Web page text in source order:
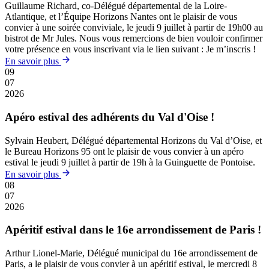
Guillaume Richard, co-Délégué départemental de la Loire-
Atlantique, et l’Équipe Horizons Nantes ont le plaisir de vous
convier à une soirée conviviale, le jeudi 9 juillet à partir de 19h00 au
bistrot de Mr Jules. Nous vous remercions de bien vouloir confirmer
votre présence en vous inscrivant via le lien suivant : Je m’inscris !
En savoir plus
09
07
2026
Apéro estival des adhérents du Val d'Oise !
Sylvain Heubert, Délégué départemental Horizons du Val d’Oise, et
le Bureau Horizons 95 ont le plaisir de vous convier à un apéro
estival le jeudi 9 juillet à partir de 19h à la Guinguette de Pontoise.
En savoir plus
08
07
2026
Apéritif estival dans le 16e arrondissement de Paris !
Arthur Lionel-Marie, Délégué municipal du 16e arrondissement de
Paris, a le plaisir de vous convier à un apéritif estival, le mercredi 8